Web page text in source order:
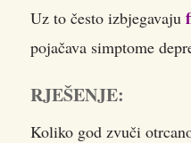
Uz to često izbjegavaju
pojačava simptome
RJEŠENJE:
Koliko god zvuči